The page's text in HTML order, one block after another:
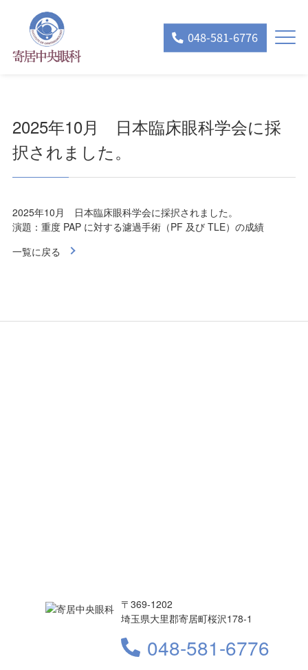
048-581-6776
2025年10月 日本臨床眼科学会に採
択されました。
2025年10月 日本臨床眼科学会に採択されました。
演題：重度 PAP に対する濾過⼿術（PF 及び TLE）の成績
一覧に戻る
〒369-1202
埼玉県大里郡寄居町桜沢178-1
048-581-6776